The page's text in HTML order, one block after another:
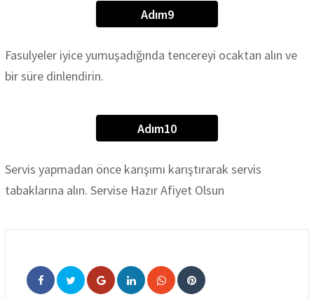
Adım9
Fasulyeler iyice yumuşadığında tencereyi ocaktan alın ve
bir süre dinlendirin.
Adım10
Servis yapmadan önce karışımı karıştırarak servis
tabaklarına alın. Servise Hazır Afiyet Olsun
Google+LinkedInWhatsappPinterest